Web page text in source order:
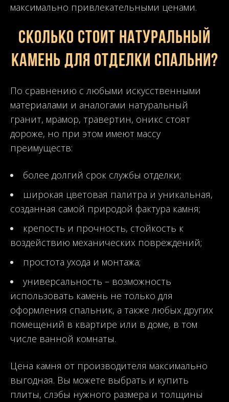
максимально привлекательными ценами.
Сколько стоит натуральный
камень для отделки спальни?
По сравнению с любыми искусственными
материалами и аналогами натуральный
гранит, мрамор, травертин, оникс стоят
дороже, но при этом имеют массу
преимуществ:
более долгий срок службы отделки;
широкая цветовая палитра и уникальная,
созданная самой природой фактура камня;
крепость и прочность, стойкость к
воздействию механических повреждений;
простота ухода и монтажа;
универсальность – возможность
использовать камень не только для
оформления спальник, а также любых других
помещений в квартире или в доме, в том
числе ванной комнаты.
Цена камня от производителя максимально
выгодная. Вы можете выбрать и купить
плиты, слэбы нужного размера и толщины